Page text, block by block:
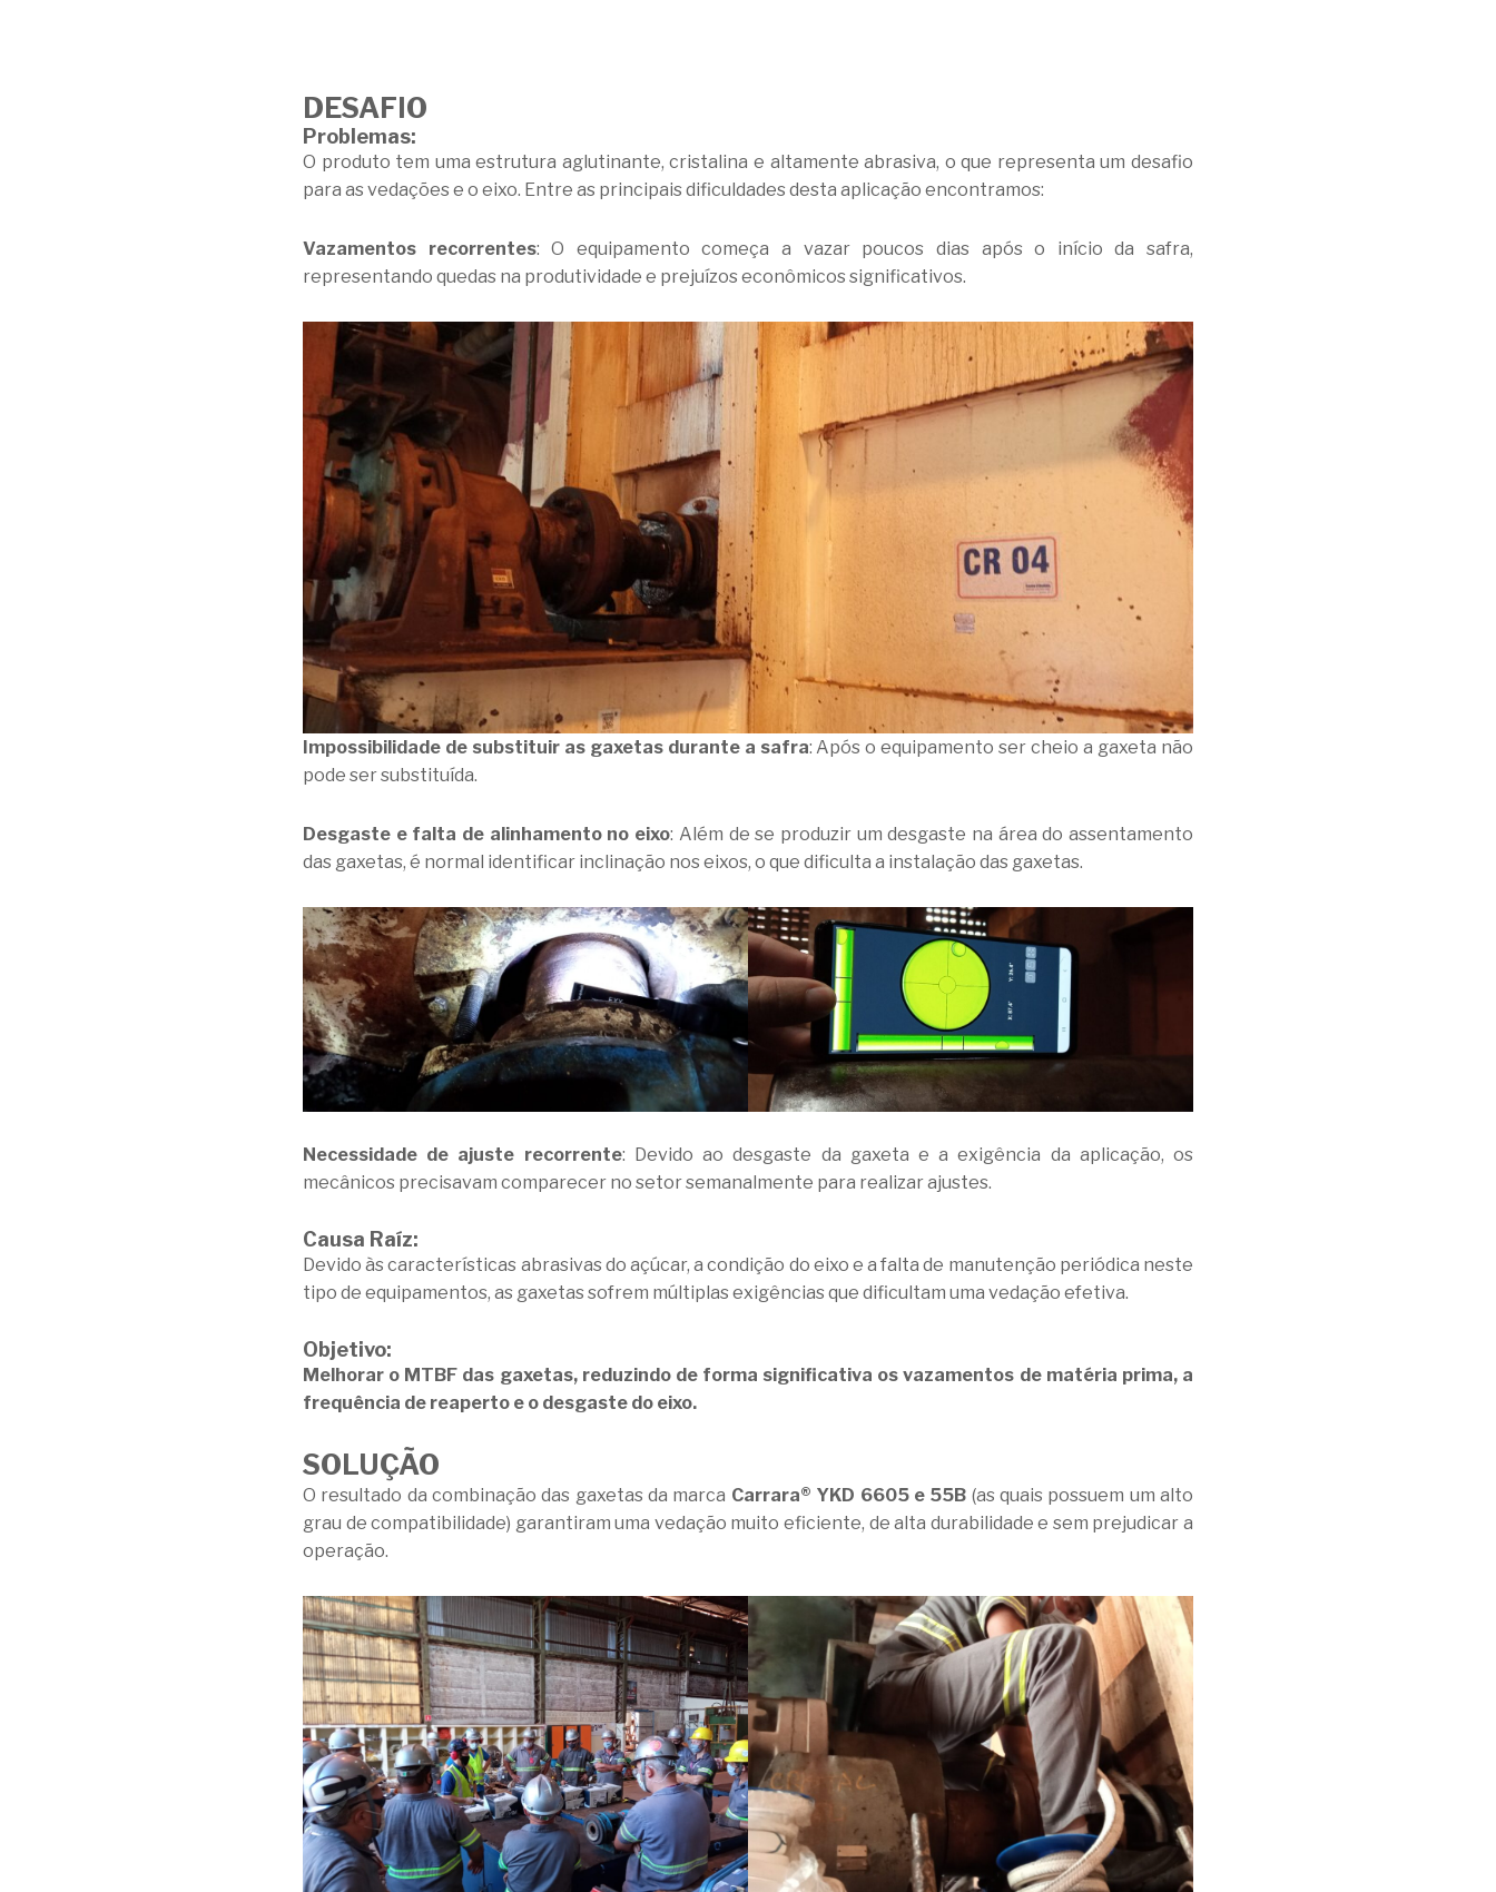
DESAFIO
Problemas:
O produto tem uma estrutura aglutinante, cristalina e altamente abrasiva, o que representa um desafio
para as vedações e o eixo. Entre as principais dificuldades desta aplicação encontramos:
Vazamentos recorrentes: O equipamento começa a vazar poucos dias após o início da safra,
representando quedas na produtividade e prejuízos econômicos significativos.
Impossibilidade de substituir as gaxetas durante a safra: Após o equipamento ser cheio a gaxeta não
pode ser substituída.
Desgaste e falta de alinhamento no eixo: Além de se produzir um desgaste na área do assentamento
das gaxetas, é normal identificar inclinação nos eixos, o que dificulta a instalação das gaxetas.
Necessidade de ajuste recorrente: Devido ao desgaste da gaxeta e a exigência da aplicação, os
mecânicos precisavam comparecer no setor semanalmente para realizar ajustes.
Causa Raíz:
Devido às características abrasivas do açúcar, a condição do eixo e a falta de manutenção periódica neste
tipo de equipamentos, as gaxetas sofrem múltiplas exigências que dificultam uma vedação efetiva.
Objetivo:
Melhorar o MTBF das gaxetas, reduzindo de forma significativa os vazamentos de matéria prima, a
frequência de reaperto e o desgaste do eixo.
SOLUÇÃO
O resultado da combinação das gaxetas da marca Carrara® YKD 6605 e 55B (as quais possuem um alto
grau de compatibilidade) garantiram uma vedação muito eficiente, de alta durabilidade e sem prejudicar a
operação.